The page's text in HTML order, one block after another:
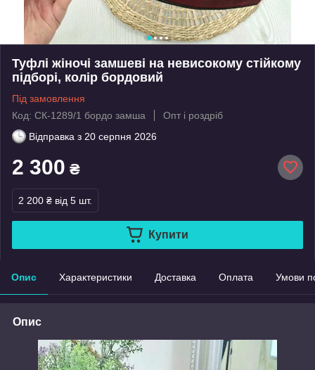
Туфлі жіночі замшеві на невисокому стійкому
підборі, колір бордовий
Під замовлення
Код: СК-1289/1 бордо замша
Опт і роздріб
Відправка з 20 серпня 2026
2 300 ₴
2 200 ₴ від 5 шт.
Купити
Опис Характеристики Доставка Оплата Умови
Опис